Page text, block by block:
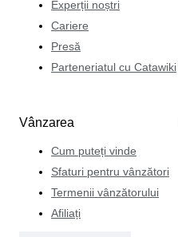
Experții noștri
Cariere
Presă
Parteneriatul cu Catawiki
Vânzarea
Cum puteți vinde
Sfaturi pentru vânzători
Termenii vânzătorului
Afiliați